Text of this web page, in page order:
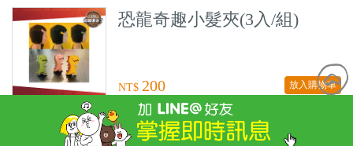
恐龍奇趣小髮夾(3入/組)
NT$ 200 放入購物車
純棉小方巾(飛飛豬)